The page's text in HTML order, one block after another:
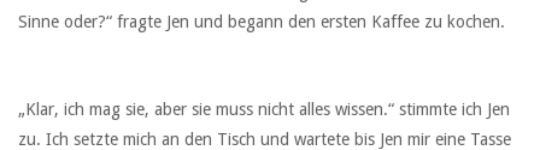
Sinne oder?“ fragte Jen und begann den ersten Kaffee zu kochen.
„Klar, ich mag sie, aber sie muss nicht alles wissen.“ stimmte ich Jen
zu. Ich setzte mich an den Tisch und wartete bis Jen mir eine Tasse